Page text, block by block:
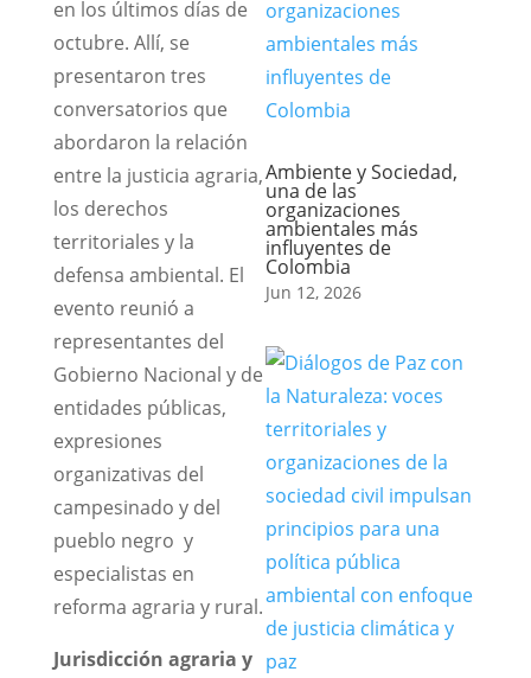
en los últimos días de
octubre. Allí, se
presentaron tres
conversatorios que
abordaron la relación
entre la justicia agraria,
los derechos
territoriales y la
defensa ambiental. El
evento reunió a
representantes del
Gobierno Nacional y de
entidades públicas,
expresiones
organizativas del
campesinado y del
pueblo negro y
especialistas en
reforma agraria y rural.
Jurisdicción agraria y
Ambiente y Sociedad,
una de las
organizaciones
ambientales más
influyentes de
Colombia
Jun 12, 2026